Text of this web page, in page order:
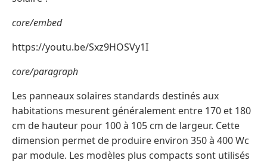
core/embed
https://youtu.be/Sxz9HOSVy1I
core/paragraph
Les panneaux solaires standards destinés aux
habitations mesurent généralement entre 170 et 180
cm de hauteur pour 100 à 105 cm de largeur. Cette
dimension permet de produire environ 350 à 400 Wc
par module. Les modèles plus compacts sont utilisés